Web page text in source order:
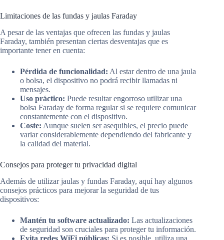
Limitaciones de las fundas y jaulas Faraday
A pesar de las ventajas que ofrecen las fundas y jaulas
Faraday, también presentan ciertas desventajas que es
importante tener en cuenta:
Pérdida de funcionalidad: Al estar dentro de una jaula
o bolsa, el dispositivo no podrá recibir llamadas ni
mensajes.
Uso práctico: Puede resultar engorroso utilizar una
bolsa Faraday de forma regular si se requiere comunicar
constantemente con el dispositivo.
Coste: Aunque suelen ser asequibles, el precio puede
variar considerablemente dependiendo del fabricante y
la calidad del material.
Consejos para proteger tu privacidad digital
Además de utilizar jaulas y fundas Faraday, aquí hay algunos
consejos prácticos para mejorar la seguridad de tus
dispositivos:
Mantén tu software actualizado: Las actualizaciones
de seguridad son cruciales para proteger tu información.
Evita redes WiFi públicas: Si es posible, utiliza una